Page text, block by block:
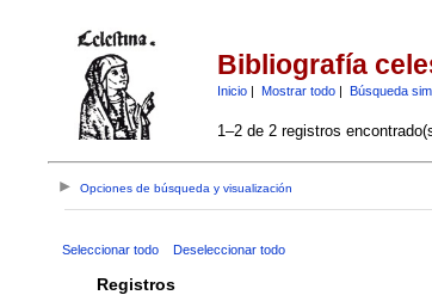
Bibliografía
Inicio| Mostrar todo| Búsqueda
1–2 de 2 registros
Opciones de búsqueda y visualización
Seleccionar todo Deseleccionar todo
Registros